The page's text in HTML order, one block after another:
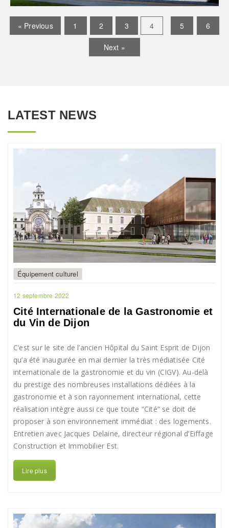
« Previous 1 2 3 4 5 6
Next »
LATEST NEWS
Équipement culturel
12 septembre 2022
Cité Internationale de la Gastronomie et
du Vin de Dijon
C’est sur le site de l’ancien Hôpital du Saint Esprit de Dijon
qu’a été inaugurée en mai dernier la très médiatisée Cité
internationale de la gastronomie et du vin (CIGV). Au-delà
du prestige des nombreuses installations dédiées à la
gastronomie et à son rayonnement international, cette
réalisation intègre aussi ce que toute “Cité“ se doit de
proposer à son environnement immédiat : des logements.
Entretien avec Jacques Delaine, directeur régional d’Eiffage
Construction et Immobilier Est.
Lire plus